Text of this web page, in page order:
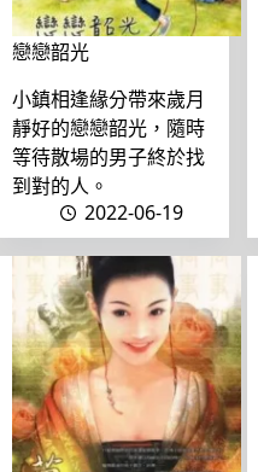
戀戀韶光
小鎮相逢緣分帶來歲月
靜好的戀戀韶光，隨時
等待散場的男子終於找
到對的人。
2022-06-19